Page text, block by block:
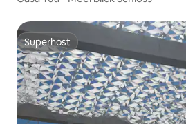
Superhost
Superhost